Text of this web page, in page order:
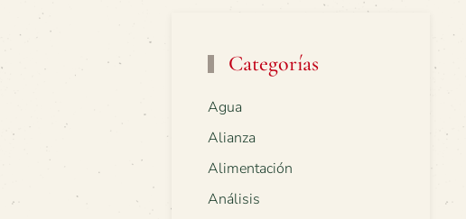
Categorías
Agua
Alianza
Alimentación
Análisis